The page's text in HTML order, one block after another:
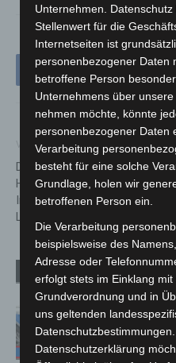
Vorheriger Artikel
Die Erfolgsgeschichte von
Holtmann+ – 75 Jahre
Innovation und Wachstum in
Langenhagen
Verwandte Artikel Mehr
Mann läuft
A7 –
Unternehmen.
Stellenwert für die
Internetseiten ist
personenbezogener Daten
betroffene Person
Unternehmens über
nehmen möchte, könnte
personenbezogener Daten
Verarbeitung
besteht für eine solche
Grundlage, holen wir
betroffenen Person ein.
Die Verarbeitung
beispielsweise des
Adresse oder
erfolgt stets im Einklang
Grundverordnung und in
uns geltenden
Datenschutzerklärung